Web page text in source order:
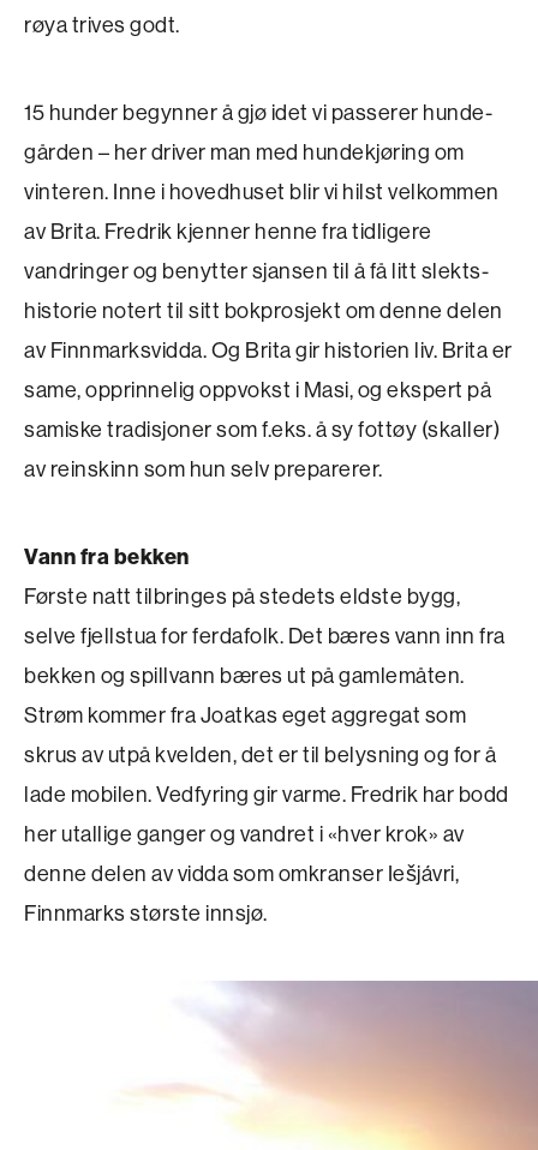
røya trives godt.
15 hunder begynner å gjø idet vi passerer hunde­
gården – her driver man med hundekjøring om
vinteren. Inne i hovedhuset blir vi hilst vel­kommen
av Brita. Fredrik kjenner henne fra tidligere
vandringer og benytter sjansen til å få litt slekts­
historie notert til sitt bokprosjekt om denne delen
av Finnmarks­vidda. Og Brita gir historien liv. Brita er
same, opprinnelig oppvokst i Masi, og ekspert på
samiske tradisjoner som f.eks. å sy fottøy (skaller)
av reinskinn som hun selv preparerer.
Vann fra bekken
Første natt tilbringes på stedets eldste bygg,
selve fjellstua for ferdafolk. Det bæres vann inn fra
bekken og spillvann bæres ut på gamlemåten.
Strøm kommer fra Joatkas eget aggregat som
skrus av utpå kvelden, det er til belysning og for å
lade mobilen. Vedfyring gir varme. Fredrik har bodd
her utallige ganger og vandret i «hver krok» av
denne delen av vidda som omkranser Iešjávri,
Finnmarks største innsjø.